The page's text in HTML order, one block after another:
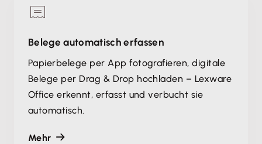
Belege automatisch erfassen
Papierbelege per App fotografieren, digitale
Belege per Drag & Drop hochladen – Lexware
Office erkennt, erfasst und verbucht sie
automatisch.
Mehr